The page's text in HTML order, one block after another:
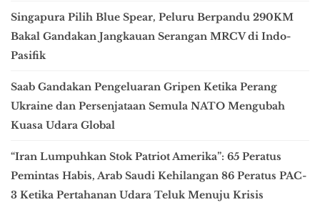
Singapura Pilih Blue Spear, Peluru Berpandu 290KM
Bakal Gandakan Jangkauan Serangan MRCV di Indo-
Pasifik
Saab Gandakan Pengeluaran Gripen Ketika Perang
Ukraine dan Persenjataan Semula NATO Mengubah
Kuasa Udara Global
“Iran Lumpuhkan Stok Patriot Amerika”: 65 Peratus
Pemintas Habis, Arab Saudi Kehilangan 86 Peratus PAC-
3 Ketika Pertahanan Udara Teluk Menuju Krisis